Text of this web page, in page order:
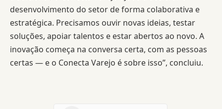
desenvolvimento do setor de forma colaborativa e
estratégica. Precisamos ouvir novas ideias, testar
soluções, apoiar talentos e estar abertos ao novo. A
inovação começa na conversa certa, com as pessoas
certas — e o Conecta Varejo é sobre isso”, concluiu.